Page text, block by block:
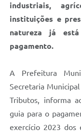
industriais,
instituições e
natureza já
pagamento.
A Prefeitura
Secretaria
Tributos, informa
guia para o
exercício 2023 dos